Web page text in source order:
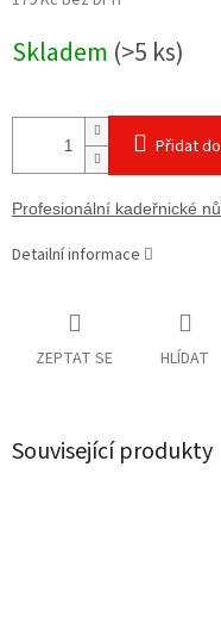
cena:
Skladem (>5 ks)
Přidat
Profesionální kadeřnické
Detailní informace
ZEPTAT SE HLÍDAT
Související produkty